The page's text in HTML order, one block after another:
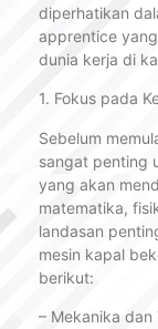
diperhatikan
apprentice
dunia kerja di
1. Fokus pada
Sebelum
sangat penting
yang akan
matematika,
landasan
mesin kapal
berikut:
– Mekanika dan